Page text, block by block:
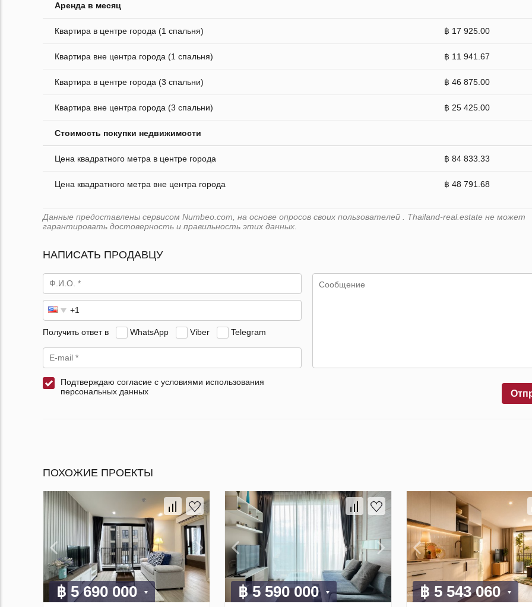
Аренда в месяц
Квартира в центре города (1 спальня) ฿ 17 925.00
Квартира вне центра города (1 спальня) ฿ 11 941.67
Квартира в центре города (3 спальни) ฿ 46 875.00
Квартира вне центра города (3 спальни) ฿ 25 425.00
Стоимость покупки недвижимости
Цена квадратного метра в центре города ฿ 84 833.33
Цена квадратного метра вне центра города ฿ 48 791.68
Данные предоставлены сервисом Numbeo.com, на основе опросов своих пользователей . Thailand-real.estate не может
гарантировать достоверность и правильность этих данных.
НАПИСАТЬ ПРОДАВЦУ
Получить ответ в WhatsApp Viber Telegram
Подтверждаю согласие с условиями использования
персональных данных
ПОХОЖИЕ ПРОЕКТЫ
฿ 5 690 000 ฿ 5 590 000 ฿ 5 543 060